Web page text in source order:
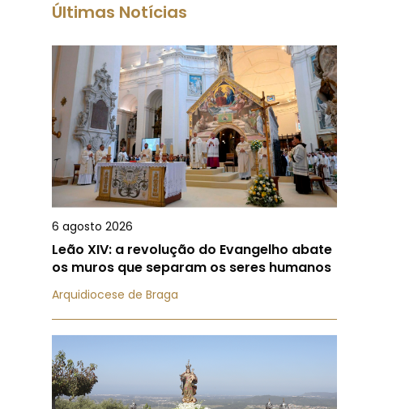
Últimas Notícias
6 agosto 2026
Leão XIV: a revolução do Evangelho abate
os muros que separam os seres humanos
Arquidiocese de Braga